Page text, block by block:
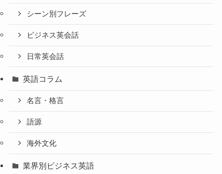
シーン別フレーズ
ビジネス英会話
日常英会話
英語コラム
名言・格言
語源
海外文化
業界別ビジネス英語